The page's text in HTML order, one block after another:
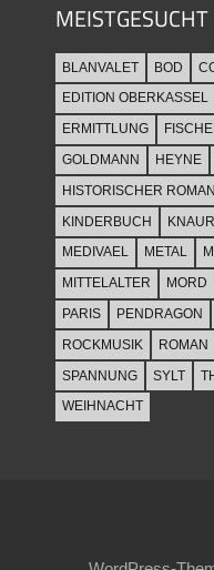
MEISTGESUCHT
BLANVALET BOD
EDITION OBERKASSEL
ERMITTLUNG
GOLDMANN
HEYNE
HISTORISCHER ROMAN
KINDERBUCH
KNAUR
MEDIVAEL
METAL
MITTELALTER
MORD
PARIS
PENDRAGON
ROCKMUSIK
ROMAN
SPANNUNG
SYLT
WEIHNACHT